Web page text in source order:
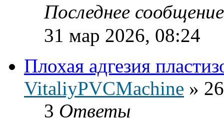
Последнее
31 мар 2026, 08:24
Плохая адгезия
VitaliyPVCMachine »
3 Ответы